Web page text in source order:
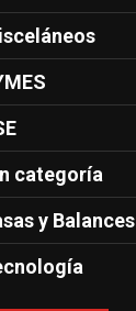
categoría
y Balances